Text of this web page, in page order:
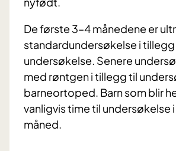
De første 3–4 månedene er
standardundersøkelse i tillegg
undersøkelse. Senere
med røntgen i tillegg til
barneortoped. Barn som blir
vanligvis time til undersøkelse
måned.